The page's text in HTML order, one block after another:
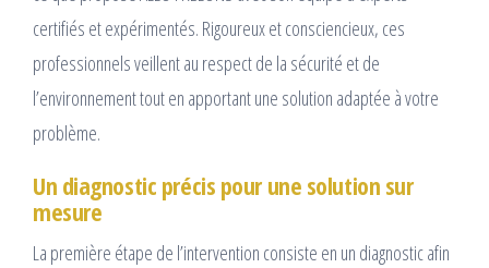
certifiés et expérimentés. Rigoureux et consciencieux, ces
professionnels veillent au respect de la sécurité et de
l’environnement tout en apportant une solution adaptée à votre
problème.
Un diagnostic précis pour une solution sur
mesure
La première étape de l’intervention consiste en un diagnostic afin